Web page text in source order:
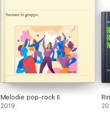
Melodie pop-rock II
2019